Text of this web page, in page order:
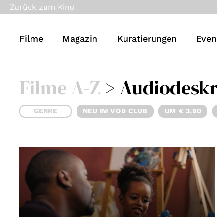
Zurück zum Kino
Filme Magazin Kuratierungen
Filme A-Z >
GENRE NEU IM VOD CLUB UM € 3,90